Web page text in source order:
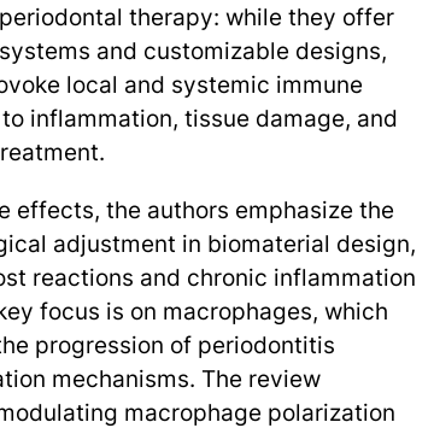
therapy: while they offer
and customizable designs,
local and systemic immune
inflammation, tissue damage, and
effects, the authors emphasize the
adjustment in biomaterial design,
reactions and chronic inflammation
focus is on macrophages, which
progression of periodontitis
mechanisms. The review
macrophage polarization